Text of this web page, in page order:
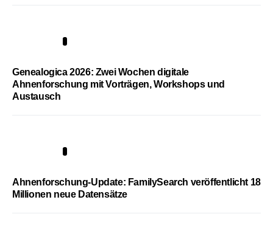
Genealogica 2026: Zwei Wochen digitale
Ahnenforschung mit Vorträgen, Workshops und
Austausch
Ahnenforschung-Update: FamilySearch veröffentlicht 18
Millionen neue Datensätze